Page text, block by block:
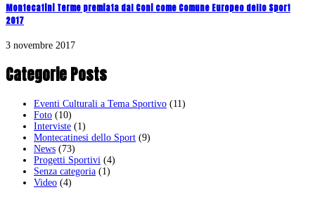
Montecatini Terme premiata dal Coni come Comune Europeo dello Sport
2017
3 novembre 2017
Categorie Posts
Eventi Culturali a Tema Sportivo (11)
Foto (10)
Interviste (1)
Montecatinesi dello Sport (9)
News (73)
Progetti Sportivi (4)
Senza categoria (1)
Video (4)